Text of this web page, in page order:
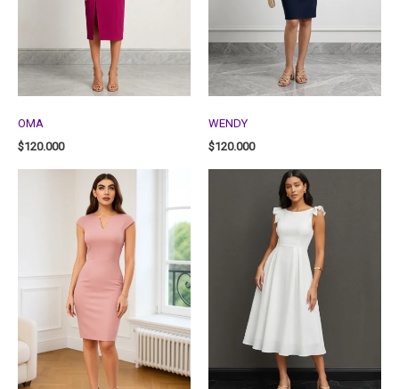
OMA
$120.000
WENDY
$120.000